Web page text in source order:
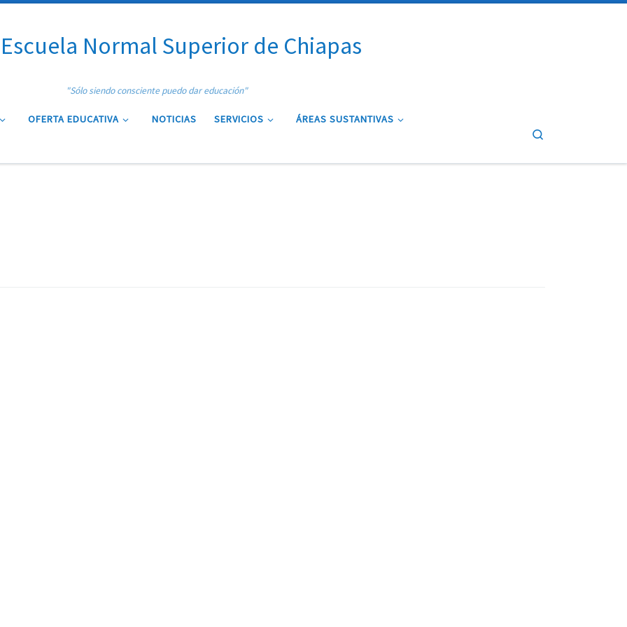
Escuela Normal Superior de Chiapas
"Sólo siendo consciente puedo dar educación"
OFERTA EDUCATIVA NOTICIAS SERVICIOS ÁREAS SUSTANTIVAS